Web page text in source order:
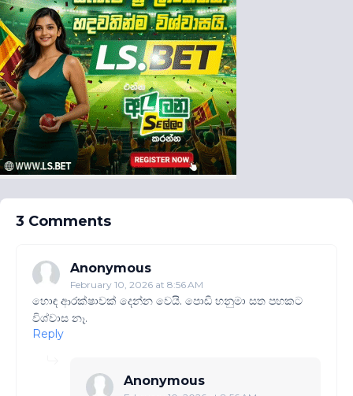
3 Comments
Anonymous
February 10, 2026 at 8:56 AM
හොඳ ආරක්ෂාවක් දෙන්න වෙයි. පොඩි හනුමා සත පහකට
විශ්වාස නෑ.
Reply
Anonymous